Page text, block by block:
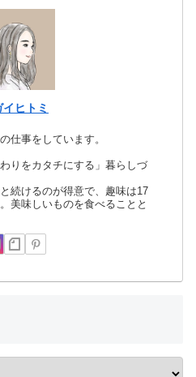
イヒトミ
仕事をしています。
りをカタチにする」暮らしづ
続けるのが得意で、趣味は17
美味しいものを食べることと